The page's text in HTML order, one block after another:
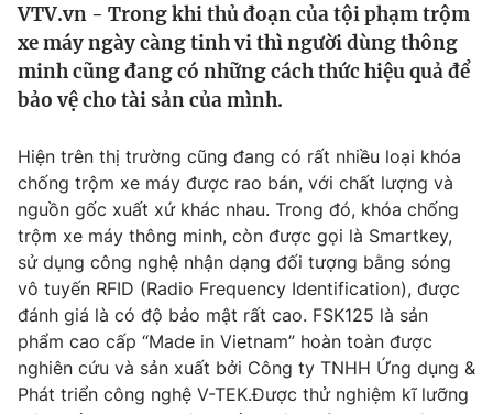
Thế giới
Tin tức
Câu chuyện quốc tế
Kinh tế
Tài chính
Thị trường
Góc doanh nghiệp
Dữ liệu và đời sống
Truyền hình
Phim VTV
Hậu trường
Nhân vật
Giải trí
Điện ảnh
Âm nhạc
Đời sống
VTV.vn - Trong khi thủ đoạn của tội phạm trộm
xe máy ngày càng tinh vi thì người dùng thông
minh cũng đang có những cách thức hiệu quả để
bảo vệ cho tài sản của mình.
Hiện trên thị trường cũng đang có rất nhiều loại khóa
chống trộm xe máy được rao bán, với chất lượng và
nguồn gốc xuất xứ khác nhau. Trong đó, khóa chống
trộm xe máy thông minh, còn được gọi là Smartkey,
sử dụng công nghệ nhận dạng đối tượng bằng sóng
vô tuyến RFID (Radio Frequency Identification), được
đánh giá là có độ bảo mật rất cao. FSK125 là sản
phẩm cao cấp “Made in Vietnam” hoàn toàn được
nghiên cứu và sản xuất bởi Công ty TNHH Ứng dụng &
Phát triển công nghệ V-TEK.Được thử nghiệm kĩ lưỡng